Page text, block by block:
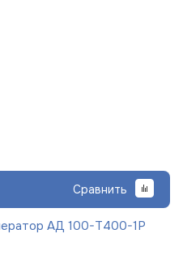
Сравнить
АД 100-Т400-1Р